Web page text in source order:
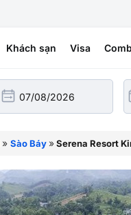
Khách sạn Visa
» Sào Báy »Serena Resort